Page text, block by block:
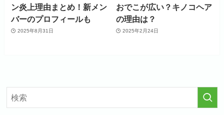
ン炎上理由まとめ！新メン
バーのプロフィールも
2025年8月31日
おでこが広い？キノコヘア
の理由は？
2025年2月24日